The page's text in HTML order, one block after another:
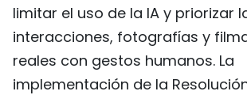
limitar el uso de la IA y priorizar
interacciones, fotografías y
reales con gestos humanos. La
implementación de la